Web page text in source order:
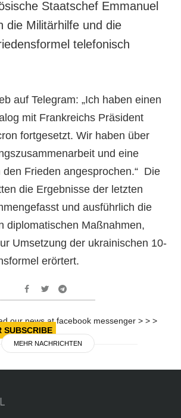
LEISTUNGEN
Abonnement
Fotobank
Staatschef Emmanuel
die Militärhilfe und die
telefonisch
auf Telegram: „Ich haben einen
mit Frankreichs Präsident
fortgesetzt. Wir haben über
und eine
den Frieden angesprochen.“ Die
die Ergebnisse der letzten
und ausführlich die
diplomatischen Maßnahmen,
Umsetzung der ukrainischen 10-
erörtert.
our news at facebook messenger > > >
SUBSCRIBE
MEHR NACHRICHTEN